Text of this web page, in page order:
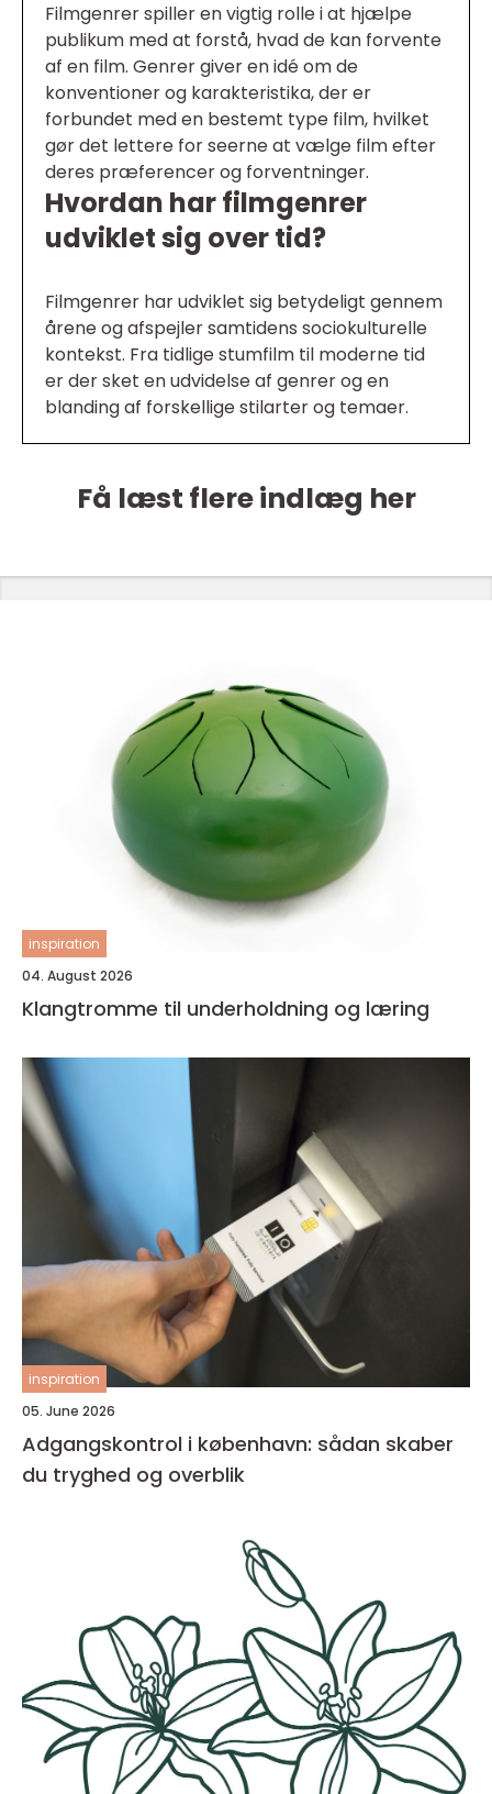
Filmgenrer spiller en vigtig rolle i at hjælpe
publikum med at forstå, hvad de kan forvente
af en film. Genrer giver en idé om de
konventioner og karakteristika, der er
forbundet med en bestemt type film, hvilket
gør det lettere for seerne at vælge film efter
deres præferencer og forventninger.
Hvordan har filmgenrer
udviklet sig over tid?
Filmgenrer har udviklet sig betydeligt gennem
årene og afspejler samtidens sociokulturelle
kontekst. Fra tidlige stumfilm til moderne tid
er der sket en udvidelse af genrer og en
blanding af forskellige stilarter og temaer.
Få læst flere indlæg her
inspiration
04. August 2026
Klangtromme til underholdning og læring
inspiration
05. June 2026
Adgangskontrol i københavn: sådan skaber
du tryghed og overblik